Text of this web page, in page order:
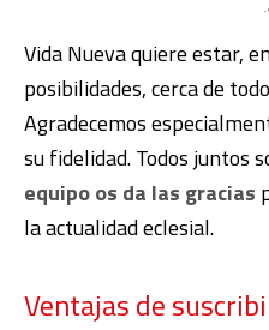
Vida Nueva quiere estar,
posibilidades, cerca de
Agradecemos
su fidelidad. Todos juntos
equipo os da las gracias
la actualidad eclesial.
Ventajas de